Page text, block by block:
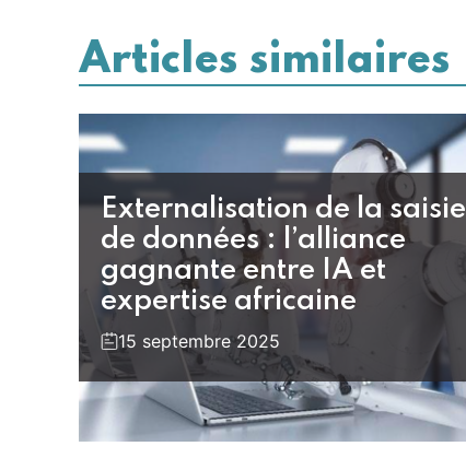
Articles similaires
Externalisation de la saisie
de données : l’alliance
gagnante entre IA et
expertise africaine
15 septembre 2025